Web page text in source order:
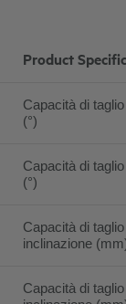
Product
Capacità di
(°)
Capacità di
(°)
Capacità di
inclinazione
Capacità di